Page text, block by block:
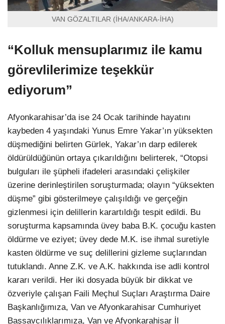
VAN GÖZALTILAR (İHA/ANKARA-İHA)
“Kolluk mensuplarımız ile kamu
görevlilerimize teşekkür
ediyorum”
Afyonkarahisar’da ise 24 Ocak tarihinde hayatını
kaybeden 4 yaşındaki Yunus Emre Yakar’ın yüksekten
düşmediğini belirten Gürlek, Yakar’ın darp edilerek
öldürüldüğünün ortaya çıkarıldığını belirterek, “Otopsi
bulguları ile şüpheli ifadeleri arasındaki çelişkiler
üzerine derinleştirilen soruşturmada; olayın “yüksekten
düşme” gibi gösterilmeye çalışıldığı ve gerçeğin
gizlenmesi için delillerin karartıldığı tespit edildi. Bu
soruşturma kapsamında üvey baba B.K. çocuğu kasten
öldürme ve eziyet; üvey dede M.K. ise ihmal suretiyle
kasten öldürme ve suç delillerini gizleme suçlarından
tutuklandı. Anne Z.K. ve A.K. hakkında ise adli kontrol
kararı verildi. Her iki dosyada büyük bir dikkat ve
özveriyle çalışan Faili Meçhul Suçları Araştırma Daire
Başkanlığımıza, Van ve Afyonkarahisar Cumhuriyet
Başsavcılıklarımıza, Van ve Afyonkarahisar İl